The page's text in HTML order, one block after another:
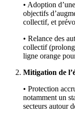
• Adoption
objectifs
collectif, et
• Relance des
collectif
ligne orange
Mitigation de
• Protection
notamment un
secteurs autour